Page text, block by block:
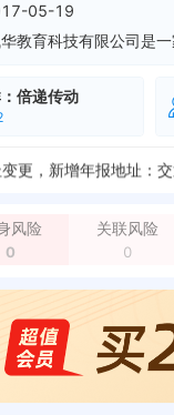
05-19
倍递传动
更，新增年报地址：
变更，新增年报地址：
风险
0
关联风险
0